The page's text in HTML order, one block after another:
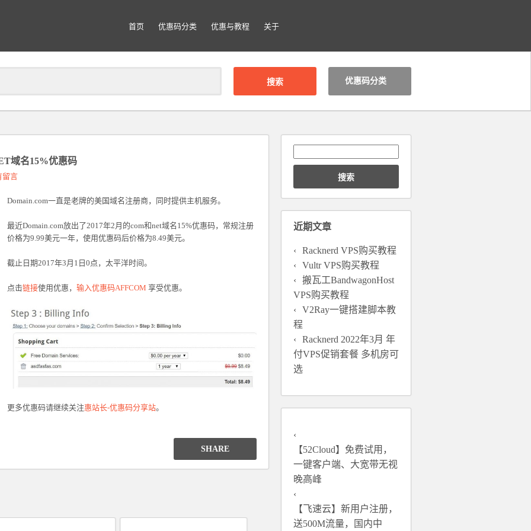
首页 优惠码分类 优惠与教程 关于
清
除
优惠码分类
域名15%优惠码
留言
Domain.com一直是老牌的美国域名注册商，同时提供主机服务。
最近Domain.com放出了2017年2月的com和net域名15%优惠码，常规注册
价格为9.99美元一年，使用优惠码后价格为8.49美元。
截止日期2017年3月1日0点，太平洋时间。
点击链接使用优惠， 输入优惠码AFFCOM 享受优惠。
更多优惠码请继续关注惠站长-优惠码分享站。
SHARE
索：
近期文章
Racknerd VPS购买教程
Vultr VPS购买教程
搬瓦工BandwagonHost
VPS购买教程
V2Ray一键搭建脚本教
程
Racknerd 2022年3月 年
付VPS促销套餐 多机房可
选
【52Cloud】免费试用，
一键客户端、大宽带无视
晚高峰
【飞速云】新用户注册，
送500M流量，国内中